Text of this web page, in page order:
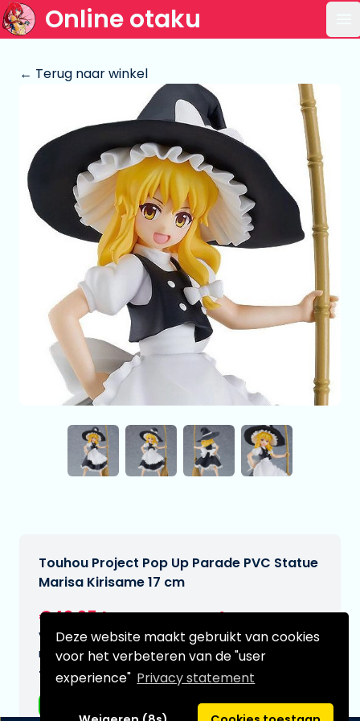
Deze website maakt gebruikt van cookies
voor het verbeteren van de "user
experience" Privacy statement
Online otaku
← Terug naar winkel
Touhou Project Pop Up Parade PVC Statue
Marisa Kirisame 17 cm
€42,95
Verwachtte leverdatum:
n.v.t.
Type: